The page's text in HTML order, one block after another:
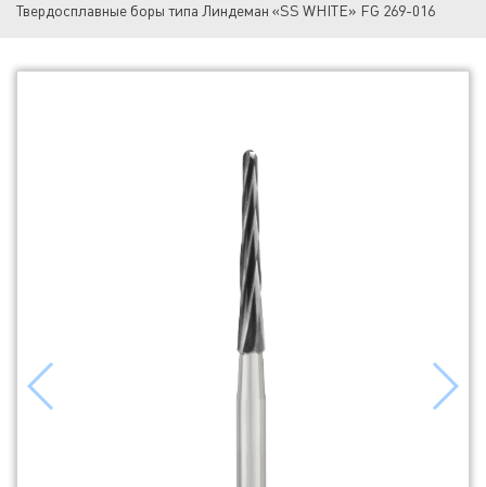
Твердосплавные боры типа Линдеман «SS WHITE» FG 269-016